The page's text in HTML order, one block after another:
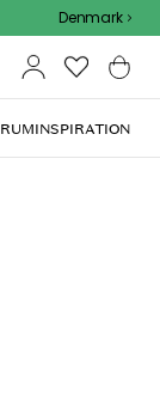
Denmark
RUMINSPIRATION